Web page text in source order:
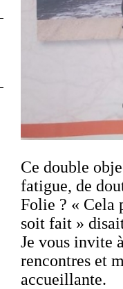
Ce double
fatigue, de
Folie ? « Cela
soit fait »
Je vous invite
rencontres et
accueillante.